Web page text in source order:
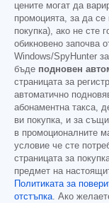
цените могат да
промоцията, за да се
покупка), ако не сте
обикновено започва
Windows/SpyHunter
бъде подновен
страницата за
автоматично
абонаментна такса,
ви покупка, и за
в промоционалните
условие че сте
страницата за
предмет на
Политиката за
отстъпка. Ако